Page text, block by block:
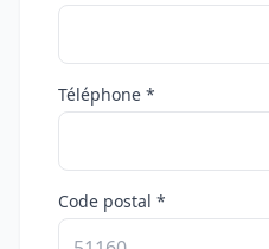
Téléphone *
Code postal *